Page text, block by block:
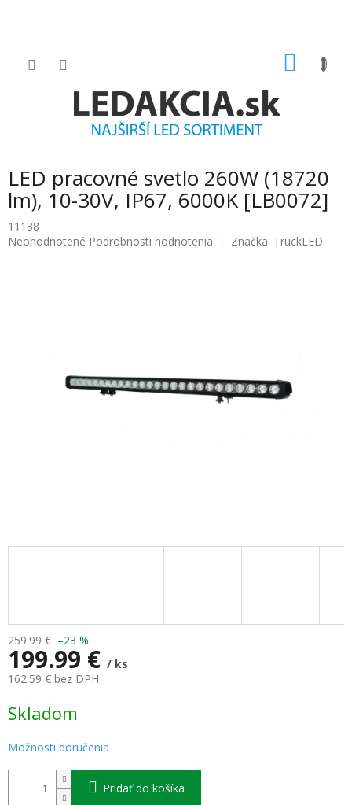
LED pracovné svetlo 260W (18720
lm), 10-30V, IP67, 6000K [LB0072]
11138
Priemerné
Neohodnotené Podrobnosti hodnotenia Značka: TruckLED
259.99 € –23 %
199.99 € / ks
162.59 € bez DPH
cena:
Skladom
Možnosti doručenia
Pridať do košíka